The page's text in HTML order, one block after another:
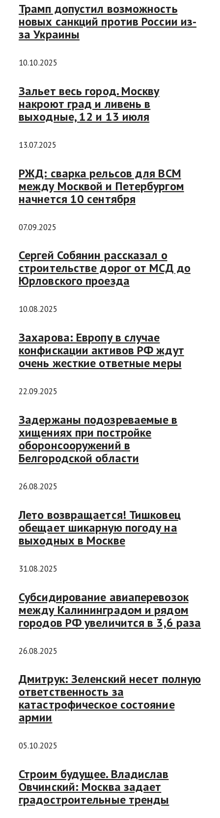
Трамп допустил возможность
новых санкций против России из-
за Украины
10.10.2025
Зальет весь город. Москву
накроют град и ливень в
выходные, 12 и 13 июля
13.07.2025
РЖД: сварка рельсов для ВСМ
между Москвой и Петербургом
начнется 10 сентября
07.09.2025
Сергей Собянин рассказал о
строительстве дорог от МСД до
Юрловского проезда
10.08.2025
Захарова: Европу в случае
конфискации активов РФ ждут
очень жесткие ответные меры
22.09.2025
Задержаны подозреваемые в
хищениях при постройке
оборонсооружений в
Белгородской области
26.08.2025
Лето возвращается! Тишковец
обещает шикарную погоду на
выходных в Москве
31.08.2025
Субсидирование авиаперевозок
между Калининградом и рядом
городов РФ увеличится в 3,6 раза
26.08.2025
Дмитрук: Зеленский несет полную
ответственность за
катастрофическое состояние
армии
05.10.2025
Строим будущее. Владислав
Овчинский: Москва задает
градостроительные тренды